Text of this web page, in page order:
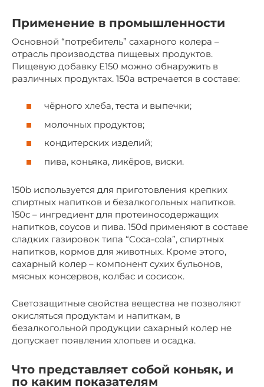
Применение в промышленности
Основной “потребитель” сахарного колера –
отрасль производства пищевых продуктов.
Пищевую добавку Е150 можно обнаружить в
различных продуктах. 150а встречается в составе:
чёрного хлеба, теста и выпечки;
молочных продуктов;
кондитерских изделий;
пива, коньяка, ликёров, виски.
150b используется для приготовления крепких
спиртных напитков и безалкогольных напитков.
150с – ингредиент для протеиносодержащих
напитков, соусов и пива. 150d применяют в составе
сладких газировок типа “Coca-cola”, спиртных
напитков, кормов для животных. Кроме этого,
сахарный колер – компонент сухих бульонов,
мясных консервов, колбас и сосисок.
Светозащитные свойства вещества не позволяют
окисляться продуктам и напиткам, в
безалкогольной продукции сахарный колер не
допускает появления хлопьев и осадка.
Что представляет собой коньяк, и
по каким показателям